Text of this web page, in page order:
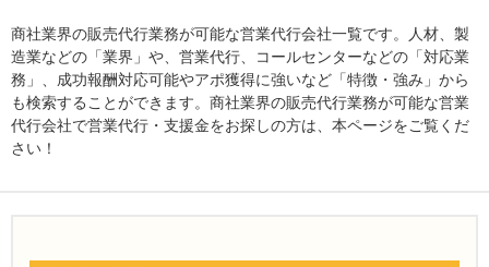
商社業界の販売代行業務が可能な営業代行会社一覧です。人材、製
造業などの「業界」や、営業代行、コールセンターなどの「対応業
務」、成功報酬対応可能やアポ獲得に強いなど「特徴・強み」から
も検索することができます。商社業界の販売代行業務が可能な営業
代行会社で営業代行・支援金をお探しの方は、本ページをご覧くだ
さい！